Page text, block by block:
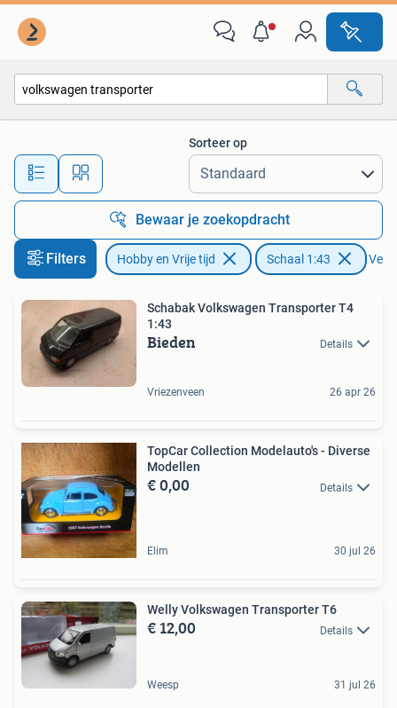
Alle afstanden…
Sorteer op
Bewaar je zoekopdracht
Filters Hobby en Vrije tijd Schaal 1:43
Schabak Volkswagen Transporter T4
1:43
Bieden Details
Vriezenveen 26 apr 26
TopCar Collection Modelauto's - Diverse
Modellen
€ 0,00 Details
Elim 30 jul 26
Welly Volkswagen Transporter T6
€ 12,00 Details
Weesp 31 jul 26